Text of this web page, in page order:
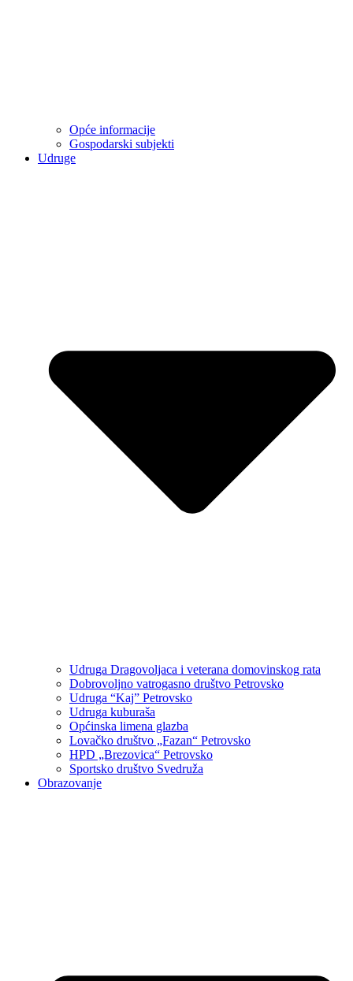
Opće informacije
Gospodarski subjekti
Udruge
Udruga Dragovoljaca i veterana domovinskog rata
Dobrovoljno vatrogasno društvo Petrovsko
Udruga “Kaj” Petrovsko
Udruga kuburaša
Općinska limena glazba
Lovačko društvo „Fazan“ Petrovsko
HPD „Brezovica“ Petrovsko
Sportsko društvo Svedruža
Obrazovanje